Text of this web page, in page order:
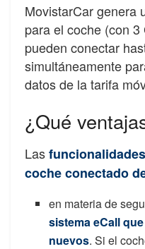
MovistarCar genera
para el coche (con
pueden conectar
simultáneamente
datos de la tarifa
¿Qué
Las
coche conectado
en materia de
sistema eCall
nuevos. Si el